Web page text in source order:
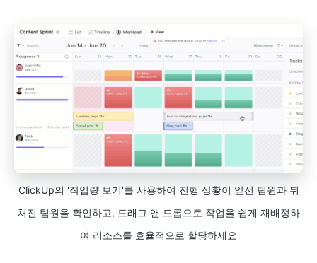
ClickUp의 '작업량 보기'를 사용하여 진행 상황이 앞선 팀원과 뒤
처진 팀원을 확인하고, 드래그 앤 드롭으로 작업을 쉽게 재배정하
여 리소스를 효율적으로 할당하세요